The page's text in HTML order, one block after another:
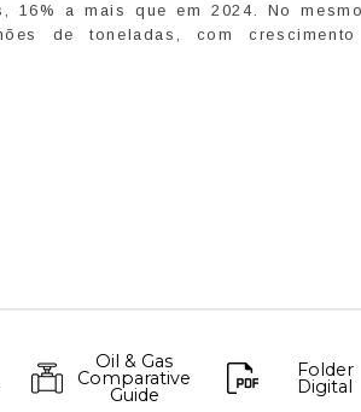
16% a mais que em 2024. No
de toneladas, com
Oil & Gas
Comparative
Guide
Folder
Digital